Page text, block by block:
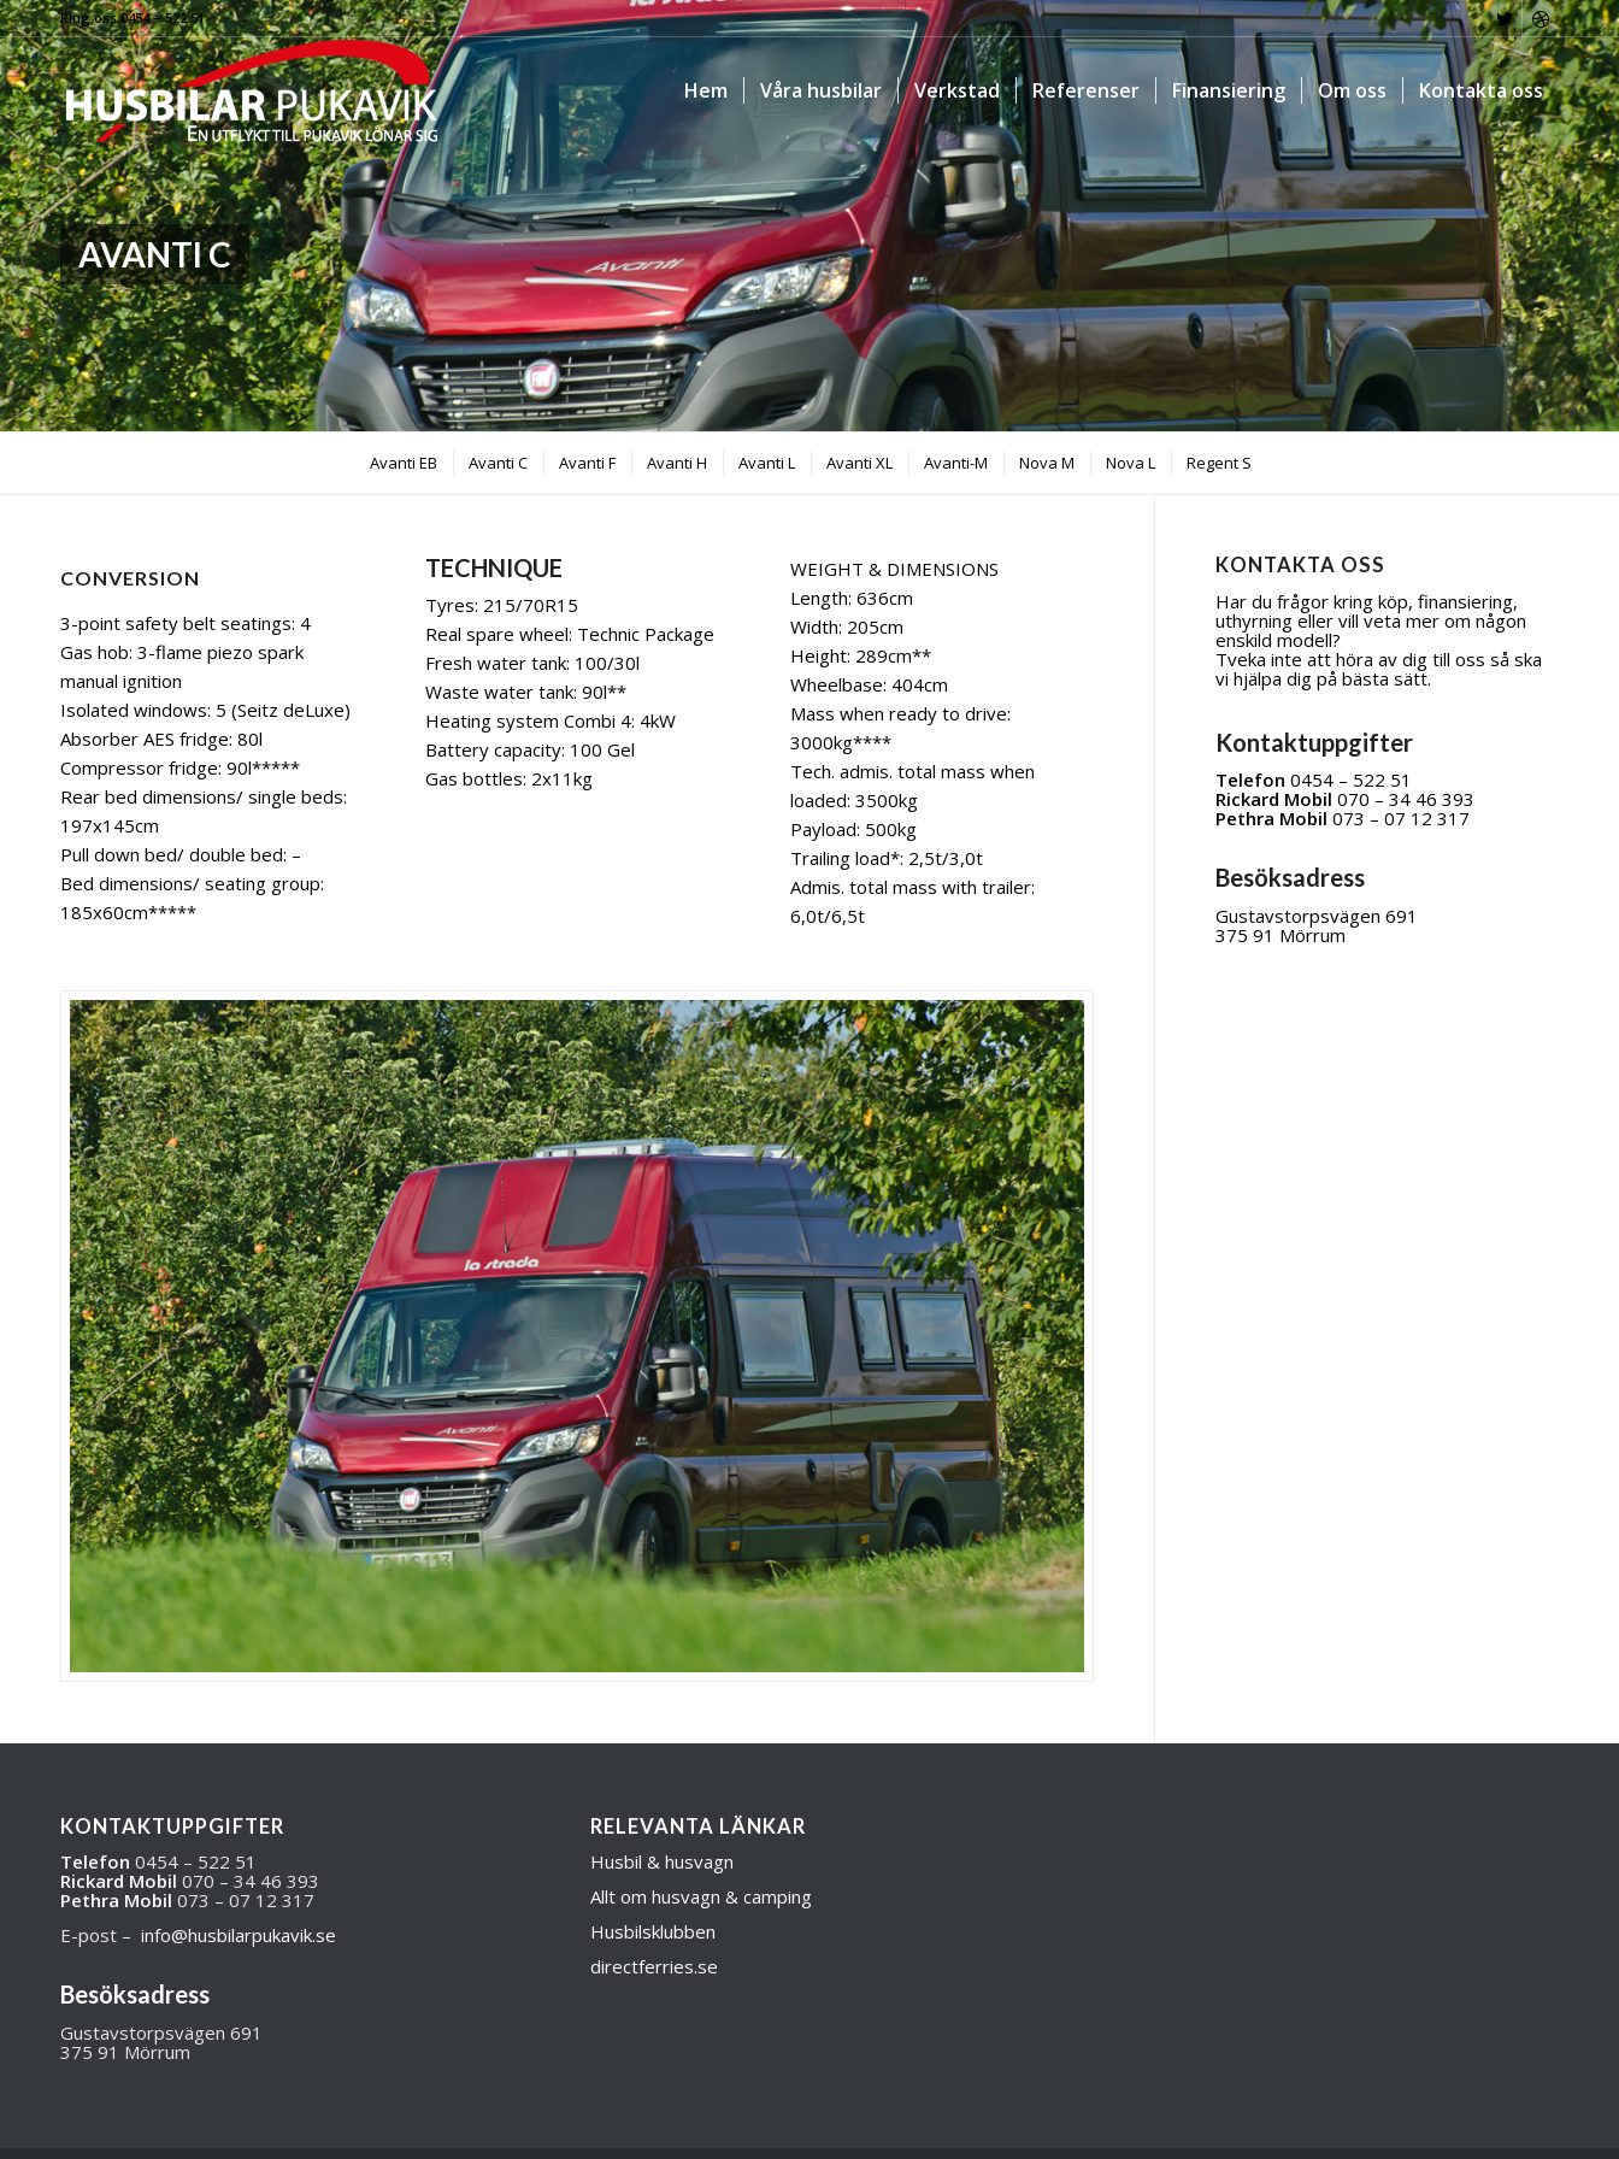
RIng oss 0454 – 522 51
Hem Våra husbilar Verkstad Referenser Finansiering Om oss Kontakta oss
AVANTI C
Avanti EB Avanti C Avanti F Avanti H Avanti L Avanti XL Avanti-M Nova M Nova L Regent S
CONVERSION
3-point safety belt seatings: 4
Gas hob: 3-flame piezo spark
manual ignition
Isolated windows: 5 (Seitz deLuxe)
Absorber AES fridge: 80l
Compressor fridge: 90l*****
Rear bed dimensions/ single beds:
197x145cm
Pull down bed/ double bed: –
Bed dimensions/ seating group:
185x60cm*****
TECHNIQUE
Tyres: 215/70R15
Real spare wheel: Technic Package
Fresh water tank: 100/30l
Waste water tank: 90l**
Heating system Combi 4: 4kW
Battery capacity: 100 Gel
Gas bottles: 2x11kg
WEIGHT & DIMENSIONS
Length: 636cm
Width: 205cm
Height: 289cm**
Wheelbase: 404cm
Mass when ready to drive:
3000kg****
Tech. admis. total mass when
loaded: 3500kg
Payload: 500kg
Trailing load*: 2,5t/3,0t
Admis. total mass with trailer:
6,0t/6,5t
KONTAKTA OSS
Har du frågor kring köp, finansiering,
uthyrning eller vill veta mer om någon
enskild modell?
Tveka inte att höra av dig till oss så ska
vi hjälpa dig på bästa sätt.
Kontaktuppgifter
Telefon 0454 – 522 51
Rickard Mobil 070 – 34 46 393
Pethra Mobil 073 – 07 12 317
Besöksadress
Gustavstorpsvägen 691
375 91 Mörrum
KONTAKTUPPGIFTER
Telefon 0454 – 522 51
Rickard Mobil 070 – 34 46 393
Pethra Mobil 073 – 07 12 317
E-post – info@husbilarpukavik.se
Besöksadress
Gustavstorpsvägen 691
375 91 Mörrum
RELEVANTA LÄNKAR
Husbil & husvagn
Allt om husvagn & camping
Husbilsklubben
directferries.se